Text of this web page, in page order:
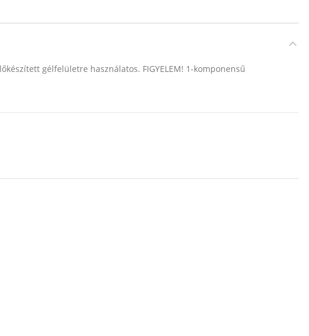
gélfelületre használatos. FIGYELEM! 1-komponensű